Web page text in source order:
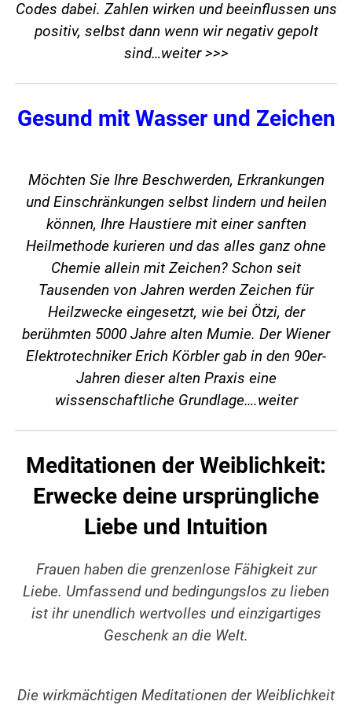
Codes dabei. Zahlen wirken und beeinflussen uns
positiv, selbst dann wenn wir negativ gepolt
sind…weiter >>>
Gesund mit Wasser und Zeichen
Möchten Sie Ihre Beschwerden, Erkrankungen
und Einschränkungen selbst lindern und heilen
können, Ihre Haustiere mit einer sanften
Heilmethode kurieren und das alles ganz ohne
Chemie allein mit Zeichen? Schon seit
Tausenden von Jahren werden Zeichen für
Heilzwecke eingesetzt, wie bei Ötzi, der
berühmten 5000 Jahre alten Mumie. Der Wiener
Elektrotechniker Erich Körbler gab in den 90er-
Jahren dieser alten Praxis eine
wissenschaftliche Grundlage….weiter
Meditationen der Weiblichkeit:
Erwecke deine ursprüngliche
Liebe und Intuition
Frauen haben die grenzenlose Fähigkeit zur
Liebe. Umfassend und bedingungslos zu lieben
ist ihr unendlich wertvolles und einzigartiges
Geschenk an die Welt.
Die wirkmächtigen Meditationen der Weiblichkeit